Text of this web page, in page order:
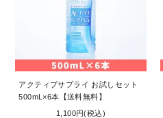
アクティブサプライ お試しセット
500mL×6本【送料無料】
1,100円(税込)